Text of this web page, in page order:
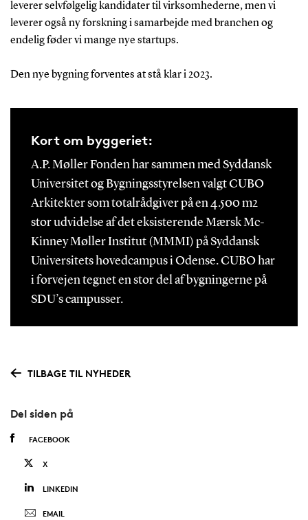
leverer selvfølgelig kandidater til virksomhederne, men vi
leverer også ny forskning i samarbejde med branchen og
endelig føder vi mange nye startups.
Den nye bygning forventes at stå klar i 2023.
Kort om byggeriet:
A.P. Møller Fonden har sammen med Syddansk
Universitet og Bygningsstyrelsen valgt CUBO
Arkitekter som totalrådgiver på en 4.500 m2
stor udvidelse af det eksisterende Mærsk Mc-
Kinney Møller Institut (MMMI) på Syddansk
Universitets hovedcampus i Odense. CUBO har
i forvejen tegnet en stor del af bygningerne på
SDU’s campusser.
TILBAGE TIL NYHEDER
Del siden på
FACEBOOK
X
LINKEDIN
EMAIL